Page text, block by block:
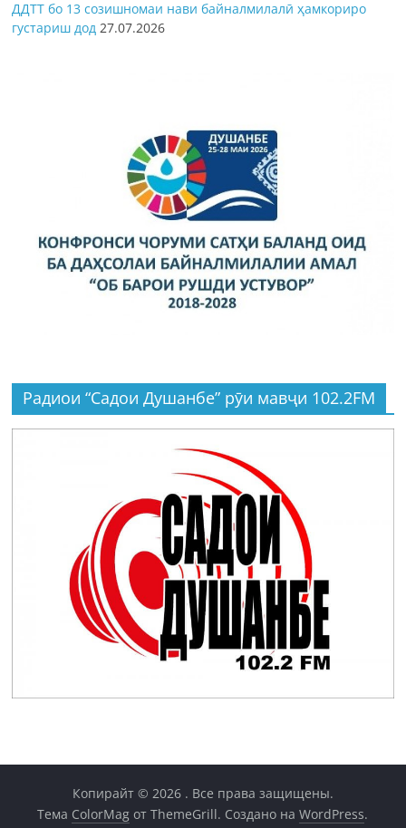
ДДТТ бо 13 созишномаи нави байналмилалӣ ҳамкориро
густариш дод 27.07.2026
Радиои “Садои Душанбе” рӯи мавҷи 102.2FM
Копирайт © 2026 . Все права защищены.
Тема ColorMag от ThemeGrill. Создано наWordPress.